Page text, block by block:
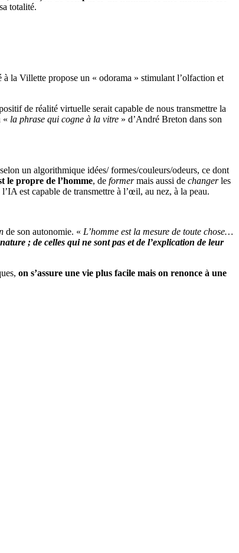
totalité.
à la Villette propose un « odorama » stimulant l’olfaction et
de réalité virtuelle serait capable de nous transmettre la
« la phrase qui cogne à la vitre » d’André Breton dans son
un algorithmique idées/ formes/couleurs/odeurs, ce dont
le propre de l’homme, de formermais aussi de changerles
est capable de transmettre à l’œil, au nez, à la peau.
de son autonomie. « L’homme est la mesure de toute chose…
; de celles qui ne sont pas et de l’explication de leur
on s’assure une vie plus facile mais on renonce à une